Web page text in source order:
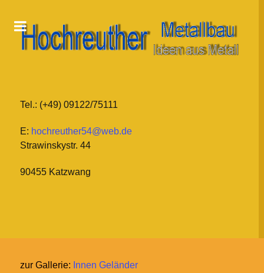
Tel.: (+49) 09122/75111
E: hochreuther54@web.de
Strawinskystr. 44
90455 Katzwang
zur Gallerie: Innen Geländer